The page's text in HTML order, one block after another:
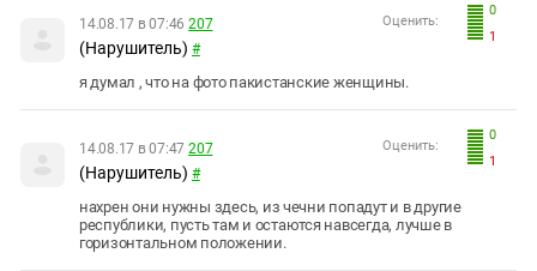
0
1
Оценить:
14.08.17 в 07:46 207
(Нарушитель) #
я думал , что на фото пакистанские женщины.
0
1
Оценить:
14.08.17 в 07:47 207
(Нарушитель) #
нахрен они нужны здесь, из чечни попадут и в другие
республики, пусть там и остаются навсегда, лучше в
горизонтальном положении.